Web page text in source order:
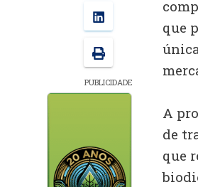
PUBLICIDADE
que
A
de
que